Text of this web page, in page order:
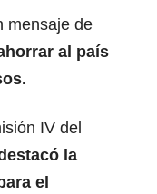
mensaje de
al país
IV del
la
el